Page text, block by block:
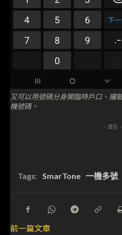
又可以用號碼分身開臨時戶口、攞
機號碼。
- 廣告 -
Tags: SmarTone 一機多號
前一篇文章